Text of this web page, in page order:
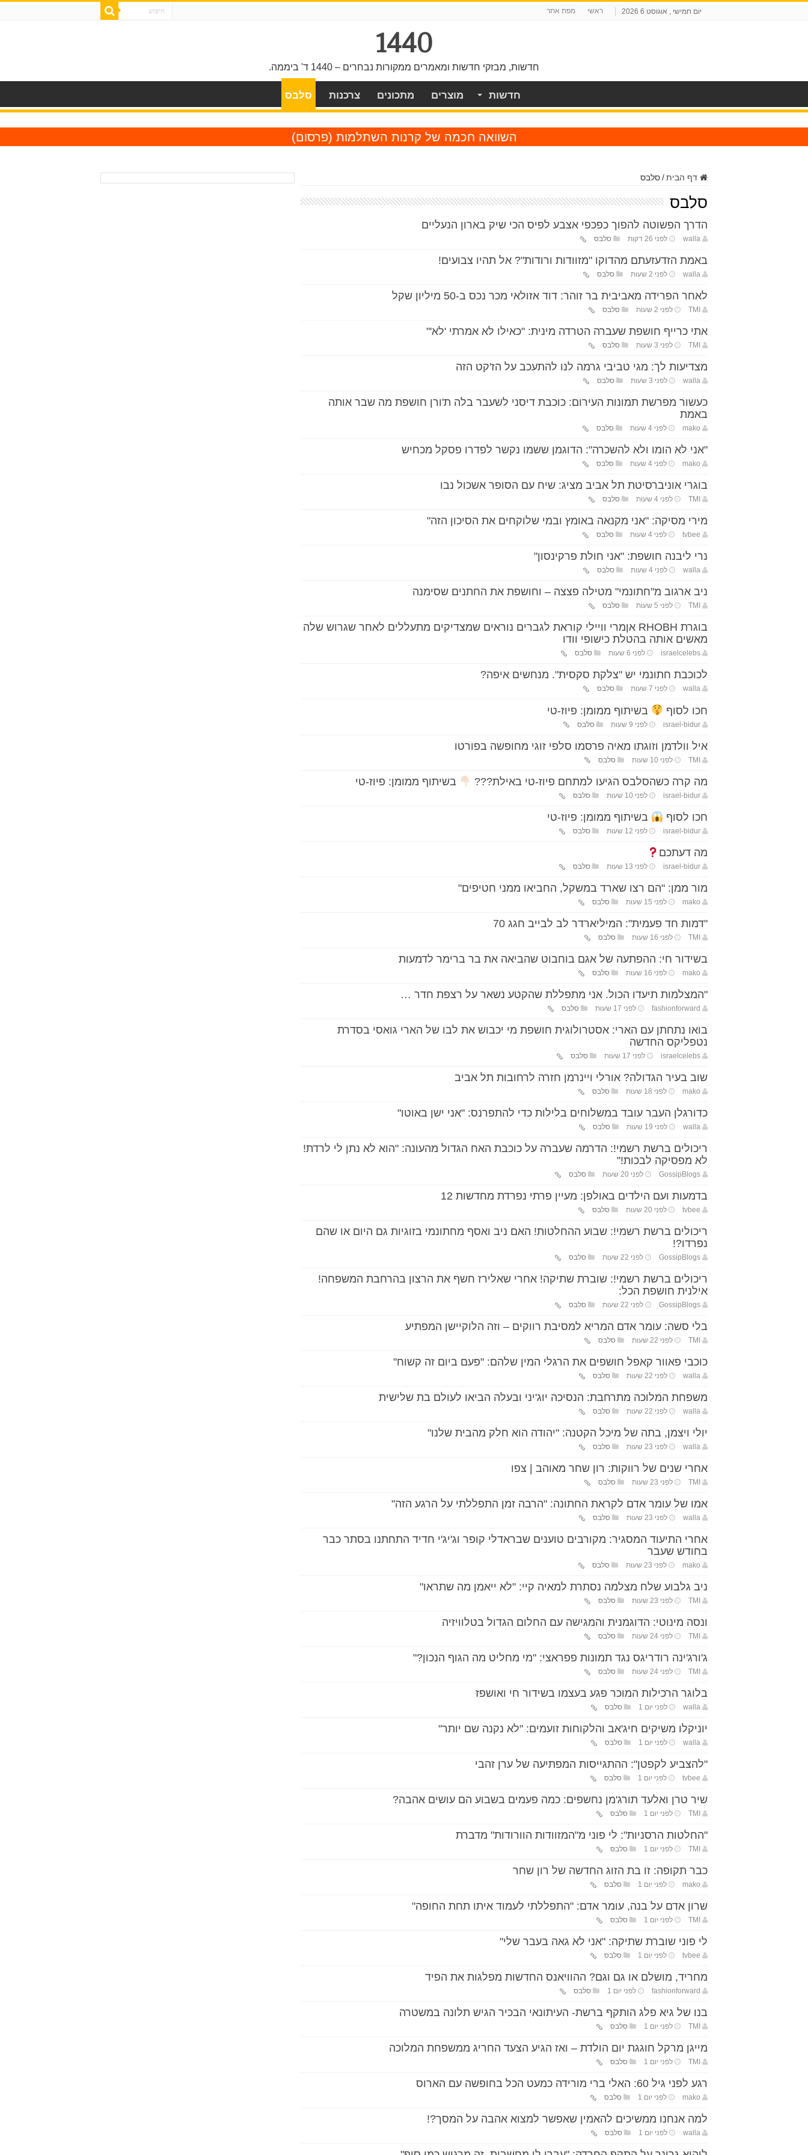
יום חמישי , אוגוסט 6 2026 ראשי מפת אתר
1440
חדשות, מבזקי חדשות ומאמרים ממקורות נבחרים – 1440 ד' ביממה.
חדשות מוצרים מתכונים צרכנות סלבס
השוואה חכמה של קרנות השתלמות (פרסום)
דף הבית/סלבס
סלבס
הדרך הפשוטה להפוך כפכפי אצבע לפיס הכי שיק בארון הנעליים
walla לפני 26 דקות סלבס
באמת הזדעזעתם מהדוקו "מזוודות ורודות"? אל תהיו צבועים!
walla לפני 2 שעות סלבס
לאחר הפרידה מאביבית בר זוהר: דוד אזולאי מכר נכס ב-50 מיליון שקל
TMI לפני 2 שעות סלבס
אתי כרייף חושפת שעברה הטרדה מינית: "כאילו לא אמרתי 'לא'"
TMI לפני 3 שעות סלבס
מצדיעות לך: מגי טביבי גרמה לנו להתעכב על הז'קט הזה
walla לפני 3 שעות סלבס
כעשור מפרשת תמונות העירום: כוכבת דיסני לשעבר בלה ת'ורן חושפת מה שבר אותה
באמת
mako לפני 4 שעות סלבס
"אני לא הומו ולא להשכרה": הדוגמן ששמו נקשר לפדרו פסקל מכחיש
mako לפני 4 שעות סלבס
בוגרי אוניברסיטת תל אביב מציג: שיח עם הסופר אשכול נבו
TMI לפני 4 שעות סלבס
מירי מסיקה: "אני מקנאה באומץ ובמי שלוקחים את הסיכון הזה"
tvbee לפני 4 שעות סלבס
נרי ליבנה חושפת: "אני חולת פרקינסון"
walla לפני 4 שעות סלבס
ניב ארגוב מ"חתונמי" מטילה פצצה – וחושפת את החתנים שסימנה
TMI לפני 5 שעות סלבס
בוגרת RHOBH אןמרי וויילי קוראת לגברים נוראים שמצדיקים מתעללים לאחר שגרוש שלה
מאשים אותה בהטלת כישופי וודו
israelcelebs לפני 6 שעות סלבס
לכוכבת חתונמי יש "צלקת סקסית". מנחשים איפה?
walla לפני 7 שעות סלבס
חכו לסוף בשיתוף ממומן: פיוז-טי
israel-bidur לפני 9 שעות סלבס
איל וולדמן וזוגתו מאיה פרסמו סלפי זוגי מחופשה בפורטו
TMI לפני 10 שעות סלבס
מה קרה כשהסלבס הגיעו למתחם פיוז-טי באילת??? בשיתוף ממומן: פיוז-טי
israel-bidur לפני 10 שעות סלבס
חכו לסוף בשיתוף ממומן: פיוז-טי
israel-bidur לפני 12 שעות סלבס
מה דעתכם
israel-bidur לפני 13 שעות סלבס
מור ממן: "הם רצו שארד במשקל, החביאו ממני חטיפים"
mako לפני 15 שעות סלבס
"דמות חד פעמית": המיליארדר לב לבייב חגג 70
TMI לפני 16 שעות סלבס
בשידור חי: ההפתעה של אגם בוחבוט שהביאה את בר ברימר לדמעות
mako לפני 16 שעות סלבס
"המצלמות תיעדו הכול. אני מתפללת שהקטע נשאר על רצפת חדר …
fashionforward לפני 17 שעות סלבס
בואו נתחתן עם הארי: אסטרולוגית חושפת מי יכבוש את לבו של הארי גואסי בסדרת
נטפליקס החדשה
israelcelebs לפני 17 שעות סלבס
שוב בעיר הגדולה? אורלי ויינרמן חזרה לרחובות תל אביב
mako לפני 18 שעות סלבס
כדורגלן העבר עובד במשלוחים בלילות כדי להתפרנס: "אני ישן באוטו"
walla לפני 19 שעות סלבס
ריכולים ברשת רשמי!: הדרמה שעברה על כוכבת האח הגדול מהעונה: "הוא לא נתן לי לרדת!
לא מפסיקה לבכות!"
GossipBlogs לפני 20 שעות סלבס
בדמעות ועם הילדים באולפן: מעיין פרתי נפרדת מחדשות 12
tvbee לפני 20 שעות סלבס
ריכולים ברשת רשמי!: שבוע ההחלטות! האם ניב ואסף מחתונמי בזוגיות גם היום או שהם
נפרדו?!
GossipBlogs לפני 22 שעות סלבס
ריכולים ברשת רשמי!: שוברת שתיקה! אחרי שאלירז חשף את הרצון בהרחבת המשפחה!
אילנית חושפת הכל:
GossipBlogs לפני 22 שעות סלבס
בלי סשה: עומר אדם המריא למסיבת רווקים – וזה הלוקיישן המפתיע
TMI לפני 22 שעות סלבס
כוכבי פאוור קאפל חושפים את הרגלי המין שלהם: "פעם ביום זה קשוח"
walla לפני 22 שעות סלבס
משפחת המלוכה מתרחבת: הנסיכה יוג'יני ובעלה הביאו לעולם בת שלישית
walla לפני 22 שעות סלבס
יולי ויצמן, בתה של מיכל הקטנה: "יהודה הוא חלק מהבית שלנו"
walla לפני 23 שעות סלבס
אחרי שנים של רווקות: רון שחר מאוהב | צפו
TMI לפני 23 שעות סלבס
אמו של עומר אדם לקראת החתונה: "הרבה זמן התפללתי על הרגע הזה"
walla לפני 23 שעות סלבס
אחרי התיעוד המסגיר: מקורבים טוענים שבראדלי קופר וג'יג'י חדיד התחתנו בסתר כבר
בחודש שעבר
mako לפני 23 שעות סלבס
ניב גלבוע שלח מצלמה נסתרת למאיה קיי: "לא ייאמן מה שתראו"
TMI לפני 23 שעות סלבס
ונסה מינוטי: הדוגמנית והמגישה עם החלום הגדול בטלוויזיה
TMI לפני 24 שעות סלבס
ג'ורג'ינה רודריגס נגד תמונות פפראצי: "מי מחליט מה הגוף הנכון?"
TMI לפני 24 שעות סלבס
בלוגר הרכילות המוכר פגע בעצמו בשידור חי ואושפז
walla לפני יום 1 סלבס
יוניקלו משיקים חיג'אב והלקוחות זועמים: "לא נקנה שם יותר"
walla לפני יום 1 סלבס
"להצביע לקפטן": ההתגייסות המפתיעה של ערן זהבי
tvbee לפני יום 1 סלבס
שיר טרן ואלעד תורג'מן נחשפים: כמה פעמים בשבוע הם עושים אהבה?
TMI לפני יום 1 סלבס
"החלטות הרסניות": לי פוני מ"המזוודות הוורודות" מדברת
TMI לפני יום 1 סלבס
כבר תקופה: זו בת הזוג החדשה של רון שחר
mako לפני יום 1 סלבס
שרון אדם על בנה, עומר אדם: "התפללתי לעמוד איתו תחת החופה"
TMI לפני יום 1 סלבס
לי פוני שוברת שתיקה: "אני לא גאה בעבר שלי"
tvbee לפני יום 1 סלבס
מחריד, מושלם או גם וגם? ההוויאנס החדשות מפלגות את הפיד
fashionforward לפני יום 1 סלבס
בנו של גיא פלג הותקף ברשת- העיתונאי הבכיר הגיש תלונה במשטרה
TMI לפני יום 1 סלבס
מייגן מרקל חוגגת יום הולדת – ואז הגיע הצעד החריג ממשפחת המלוכה
TMI לפני יום 1 סלבס
רגע לפני גיל 60: האלי ברי מורידה כמעט הכל בחופשה עם הארוס
mako לפני יום 1 סלבס
למה אנחנו ממשיכים להאמין שאפשר למצוא אהבה על המסך?!
walla לפני יום 1 סלבס